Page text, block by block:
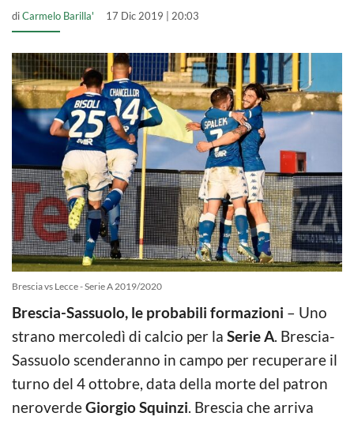
diCarmelo Barilla' 17 Dic 2019 | 20:03
Brescia vs Lecce - Serie A 2019/2020
Brescia-Sassuolo, le probabili formazioni – Uno
strano mercoledì di calcio per la Serie A. Brescia-
Sassuolo scenderanno in campo per recuperare il
turno del 4 ottobre, data della morte del patron
neroverdeGiorgio Squinzi. Brescia che arriva